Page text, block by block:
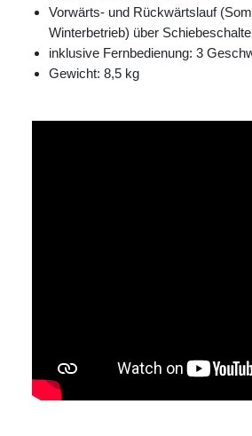
Vorwärts- und Rückwärtslauf
Winterbetrieb) über
inklusive Fernbedienung: 3
Gewicht: 8,5 kg